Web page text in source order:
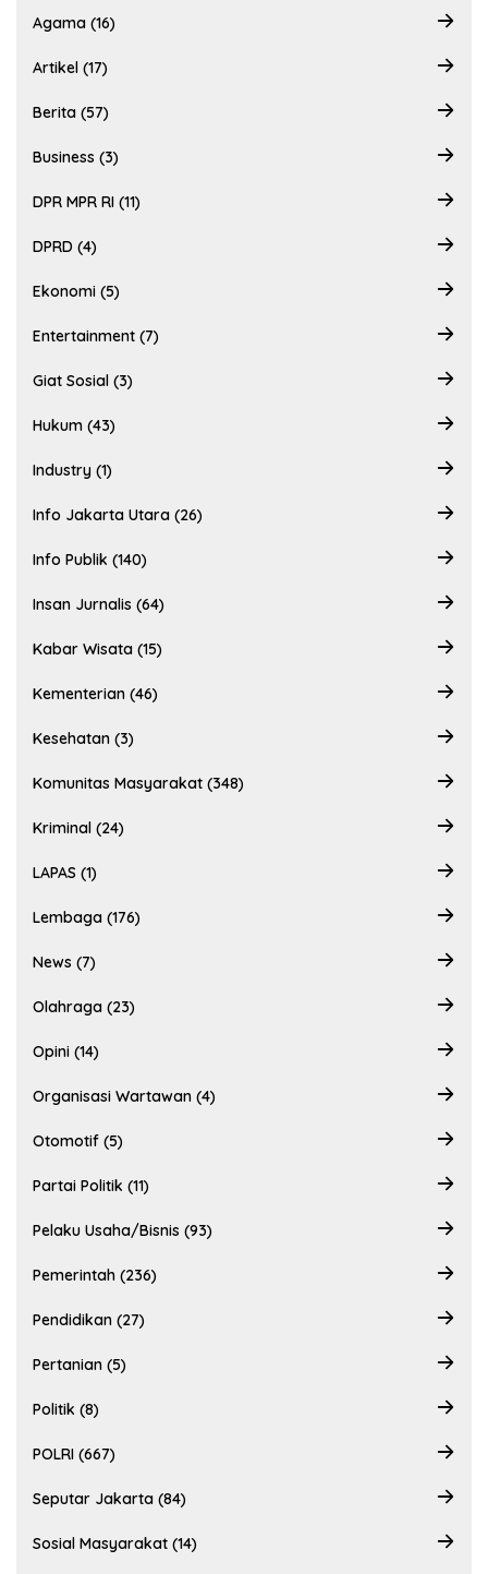
Agama (16)
Artikel (17)
Berita (57)
Business (3)
DPR MPR RI (11)
DPRD (4)
Ekonomi (5)
Entertainment (7)
Giat Sosial (3)
Hukum (43)
Industry (1)
Info Jakarta Utara (26)
Info Publik (140)
Insan Jurnalis (64)
Kabar Wisata (15)
Kementerian (46)
Kesehatan (3)
Komunitas Masyarakat (348)
Kriminal (24)
LAPAS (1)
Lembaga (176)
News (7)
Olahraga (23)
Opini (14)
Organisasi Wartawan (4)
Otomotif (5)
Partai Politik (11)
Pelaku Usaha/Bisnis (93)
Pemerintah (236)
Pendidikan (27)
Pertanian (5)
Politik (8)
POLRI (667)
Seputar Jakarta (84)
Sosial Masyarakat (14)